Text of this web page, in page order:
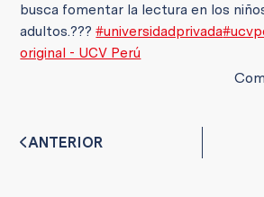
busca fomentar la lectura en los
adultos.???#universidadprivada
original - UCV Perú
ANTERIOR